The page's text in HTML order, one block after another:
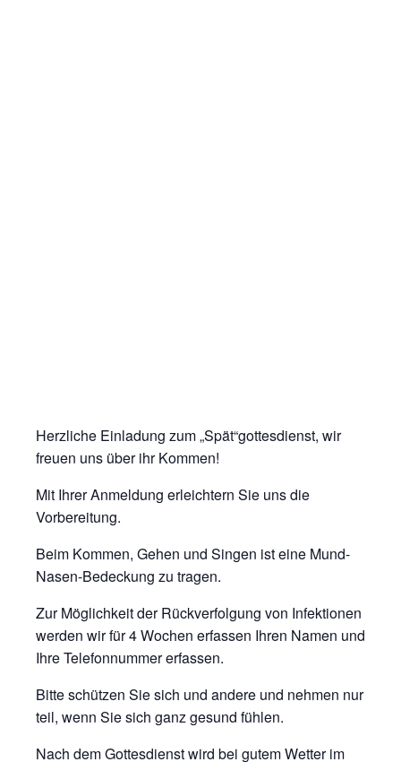
Herzliche Einladung zum „Spät“gottesdienst, wir
freuen uns über ihr Kommen!
Mit Ihrer Anmeldung erleichtern Sie uns die
Vorbereitung.
Beim Kommen, Gehen und Singen ist eine Mund-
Nasen-Bedeckung zu tragen.
Zur Möglichkeit der Rückverfolgung von Infektionen
werden wir für 4 Wochen erfassen Ihren Namen und
Ihre Telefonnummer erfassen.
Bitte schützen Sie sich und andere und nehmen nur
teil, wenn Sie sich ganz gesund fühlen.
Nach dem Gottesdienst wird bei gutem Wetter im